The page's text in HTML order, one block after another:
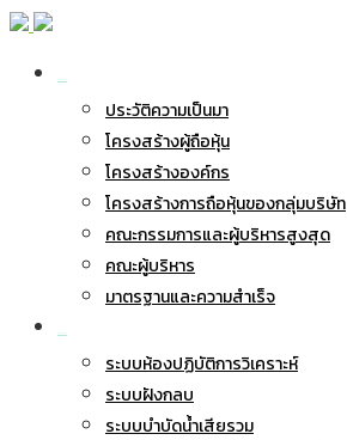
ประวัติความเป็นมา
โครงสร้างผู้ถือหุ้น
โครงสร้างองค์กร
โครงสร้างการถือหุ้นของกลุ่มบริษัท
คณะกรรมการและผู้บริหารสูงสุด
คณะผู้บริหาร
มาตรฐานและความสำเร็จ
ระบบห้องปฏิบัติการวิเคราะห์
ระบบฝังกลบ
ระบบบำบัดน้ำเสียรวม